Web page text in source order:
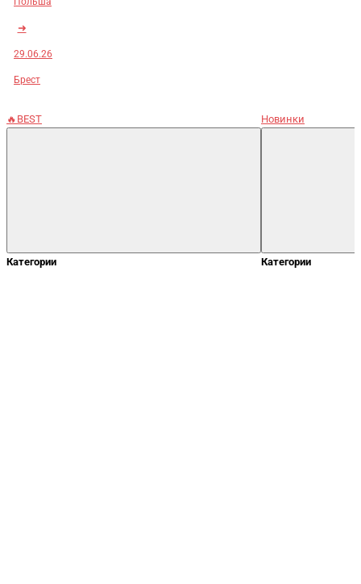
➜
29.06.26
Брест
🔥BEST
Категории
Новинки
Категории